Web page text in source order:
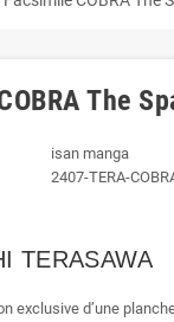
The
isan manga
2407-TERA-
TERASAWA
exclusive d’une